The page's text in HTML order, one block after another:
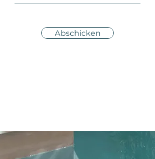
Abschicken